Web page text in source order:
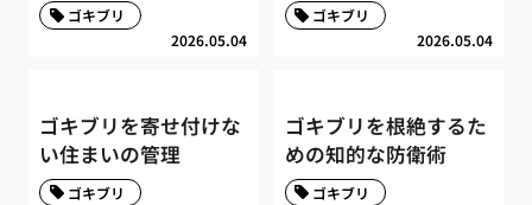
2026.05.04
ゴキブリ
2026.05.04
ゴキブリ
ゴキブリを寄せ付けな
い住まいの管理
ゴキブリ
ゴキブリを根絶するた
めの知的な防衛術
ゴキブリ